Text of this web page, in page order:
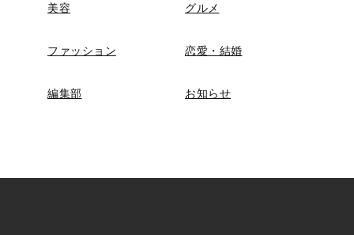
美容 グルメ
ファッション 恋愛・結婚
編集部 お知らせ